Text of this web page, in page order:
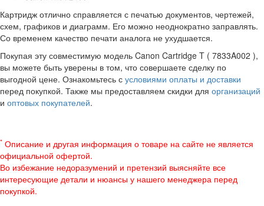
Картридж отлично справляется с печатью документов, чертежей,
схем, графиков и диаграмм. Его можно неоднократно заправлять.
Со временем качество печати аналога не ухудшается.
Покупая эту совместимую модель Canon Cartridge T ( 7833A002 ),
вы можете быть уверены в том, что совершаете сделку по
выгодной цене. Ознакомьтесь с условиями оплаты и доставки
перед покупкой. Также мы предоставляем скидки для организаций
и оптовых покупателей.
* Описание и другая информация о товаре на сайте не является
официальной офертой.
Во избежание недоразумений и претензий выясняйте все
интересующие детали и нюансы у нашего менеджера перед
покупкой.